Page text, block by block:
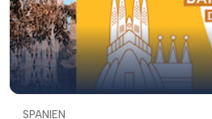
SPANIEN